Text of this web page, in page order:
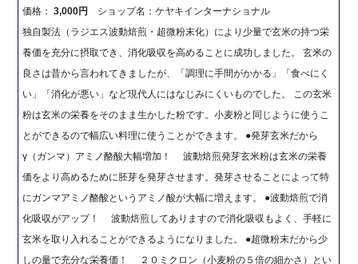
価格：3,000円
ショップ名：ケヤキインターナショナル
独自製法（ラジエス波動焙煎・超微粉末化）により少量で玄米の持つ栄
養価を充分に摂取でき、消化吸収を高めることに成功しました。 玄米の
良さは昔から言われてきましたが、「調理に手間がかかる」「食べにく
い」「消化が悪い」など現代人にはなじみにくいものでした。 この玄米
粉は玄米の栄養をそのまま生かした粉です。小麦粉と同じように使うこ
とができるので幅広い料理に使うことができます。 ●発芽玄米だから
γ（ガンマ）アミノ酪酸大幅増加！ 波動焙煎発芽玄米粉は玄米の栄養
価をより高めるために胚芽を発芽させます。発芽させることによって特
にガンマアミノ酪酸というアミノ酸が大幅に増えます。 ●波動焙煎で消
化吸収がアップ！ 波動焙煎してありますので消化吸収もよく、手軽に
玄米を取り入れることができるようになりました。 ●超微粉末だから少
しの量で充分な栄養価！ ２０ミクロン（小麦粉の５倍の細かさ）とい